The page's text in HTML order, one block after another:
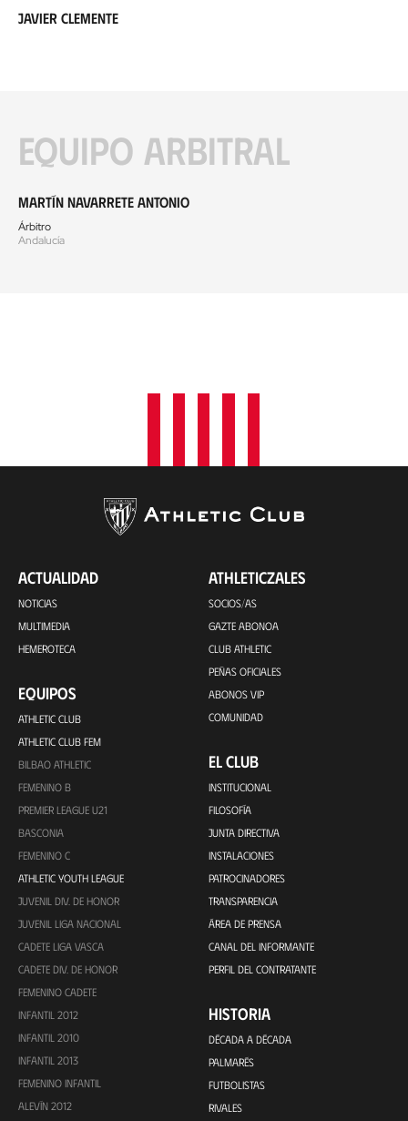
Javier Clemente
Equipo arbitral
Martín Navarrete Antonio
Árbitro
Andalucía
ACTUALIDAD
NOTICIAS
MULTIMEDIA
HEMEROTECA
EQUIPOS
ATHLETIC CLUB
ATHLETIC CLUB FEM
BILBAO ATHLETIC
FEMENINO B
PREMIER LEAGUE U21
BASCONIA
FEMENINO C
ATHLETIC YOUTH LEAGUE
JUVENIL DIV. DE HONOR
JUVENIL LIGA NACIONAL
CADETE LIGA VASCA
CADETE DIV. DE HONOR
FEMENINO CADETE
INFANTIL 2012
INFANTIL 2010
INFANTIL 2013
FEMENINO INFANTIL
ALEVÍN 2012
ATHLETICZALES
SOCIOS/AS
GAZTE ABONOA
CLUB ATHLETIC
PEÑAS OFICIALES
ABONOS VIP
COMUNIDAD
EL CLUB
INSTITUCIONAL
FILOSOFÍA
JUNTA DIRECTIVA
INSTALACIONES
PATROCINADORES
TRANSPARENCIA
ÁREA DE PRENSA
CANAL DEL INFORMANTE
PERFIL DEL CONTRATANTE
HISTORIA
DÉCADA A DÉCADA
PALMARÉS
FUTBOLISTAS
RIVALES